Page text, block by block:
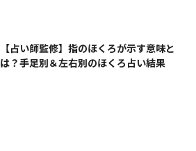
【占い師監修】指のほくろが示す意味と
は？手足別＆左右別のほくろ占い結果